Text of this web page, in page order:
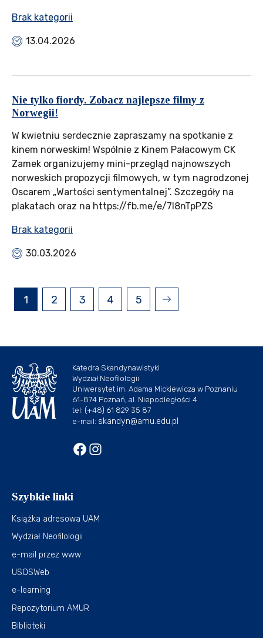
Brak kategorii
13.04.2026
Nie tylko fiordy. Zobacz najlepsze filmy z
Norwegii!
W kwietniu serdecznie zapraszamy na spotkanie z
kinem norweskim! Wspólnie z Kinem Pałacowym CK
Zamek organizujemy mini-przegląd najnowszych
norweskich propozycji filmowych, w tym nagrodzonej
Oscarem „Wartości sentymentalnej”. Szczegóły na
plakatach oraz na https://fb.me/e/7l8nTpPZS
Brak kategorii
30.03.2026
1 2 3 4 5
Katedra Skandynawistyki
Wydział Neofilologii
Uniwersytet im. Adama Mickiewicza w Poznaniu
61-874 Poznań, al. Niepodległości 4
tel: (+48) 61 829 35 87
e-mail: skandyn@amu.edu.pl
Szybkie linki
Książka adresowa UAM
Wydział Neofilologii
e-mail przez www
USOSWeb
e-learning
Repozytorium AMUR
Biblioteki